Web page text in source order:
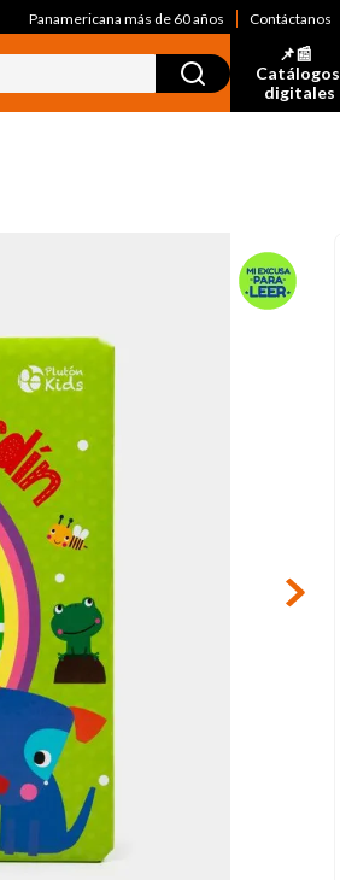
Panamericana más de 60 años Contáctanos
📌📰
Catálogos
digitales